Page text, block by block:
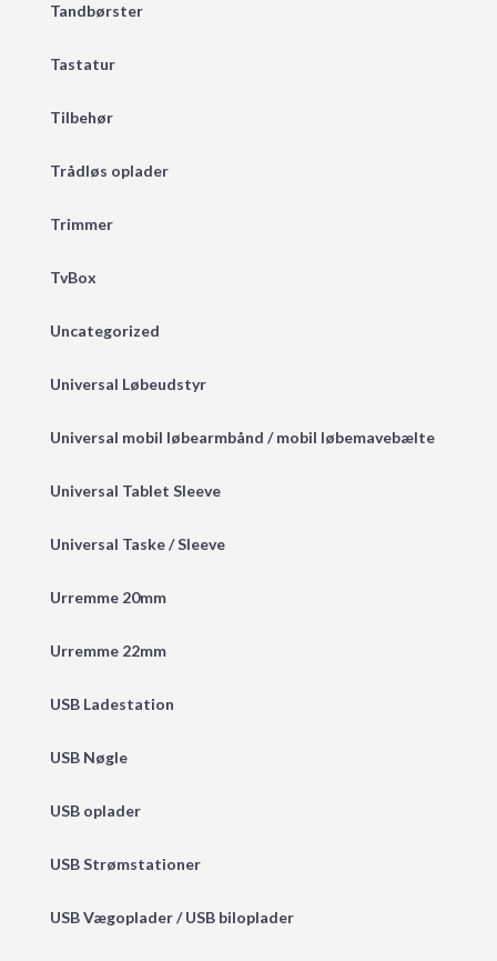
Tandbørster
Tastatur
Tilbehør
Trådløs oplader
Trimmer
TvBox
Uncategorized
Universal Løbeudstyr
Universal mobil løbearmbånd / mobil løbemavebælte
Universal Tablet Sleeve
Universal Taske / Sleeve
Urremme 20mm
Urremme 22mm
USB Ladestation
USB Nøgle
USB oplader
USB Strømstationer
USB Vægoplader / USB biloplader